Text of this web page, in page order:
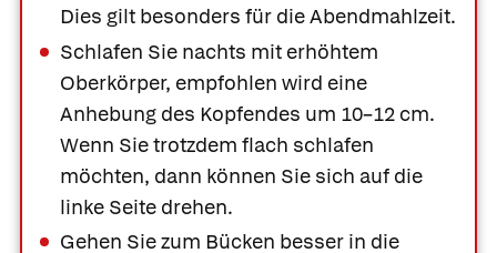
Dies gilt besonders für die Abendmahlzeit.
Schlafen Sie nachts mit erhöhtem
Oberkörper, empfohlen wird eine
Anhebung des Kopfendes um 10–12 cm.
Wenn Sie trotzdem flach schlafen
möchten, dann können Sie sich auf die
linke Seite drehen.
Gehen Sie zum Bücken besser in die